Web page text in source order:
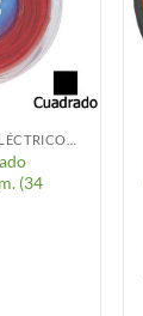
(34